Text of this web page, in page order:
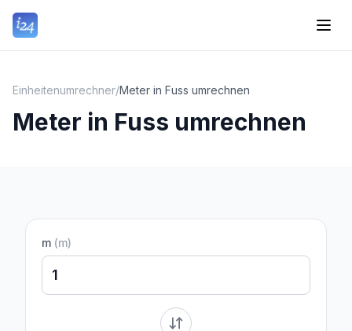
Einheitenumrechner/Meter in Fuss umrechnen
Meter in Fuss umrechnen
m (m)